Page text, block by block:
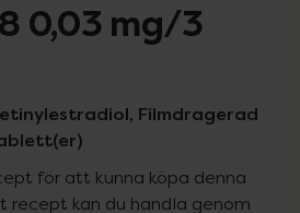
0,03 mg/3
Filmdragerad
för att kunna köpa denna
recept kan du handla genom